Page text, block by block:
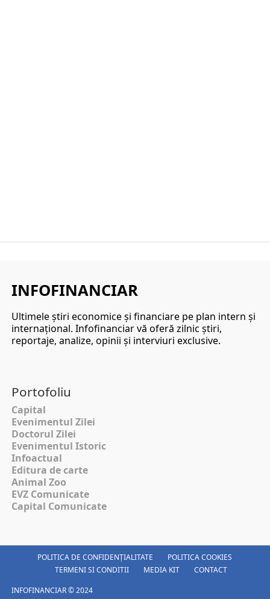
INFOFINANCIAR
Ultimele ştiri economice şi financiare pe plan intern şi
internaţional. Infofinanciar vă oferă zilnic ştiri,
reportaje, analize, opinii şi interviuri exclusive.
Portofoliu
Capital
Evenimentul Zilei
Doctorul Zilei
Evenimentul Istoric
Infoactual
Editura de carte
Animal Zoo
EVZ Comunicate
Capital Comunicate
POLITICA DE CONFIDENȚIALITATE
POLITICA COOKIES
TERMENI SI CONDITII
MEDIA KIT
CONTACT
INFOFINANCIAR © 2024